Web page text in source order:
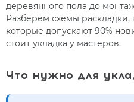
деревянного пола до
Разберём схемы
которые допускают 90%
стоит укладка у мастеров.
Что нужно для